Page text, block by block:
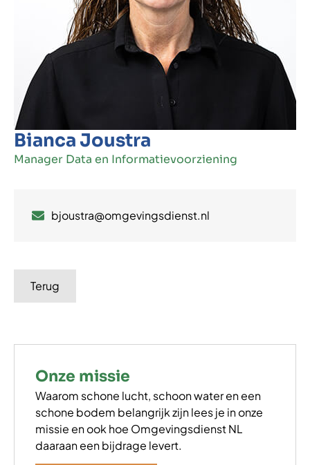
Bianca Joustra
Manager Data en Informatievoorziening
bjoustra@omgevingsdienst.nl
Terug
Onze missie
Waarom schone lucht, schoon water en een
schone bodem belangrijk zijn lees je in onze
missie en ook hoe Omgevingsdienst NL
daaraan een bijdrage levert.